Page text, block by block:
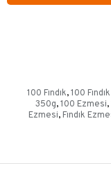
100 Fındık, 100
350g, 100 Ezmesi,
Ezmesi, Fındık